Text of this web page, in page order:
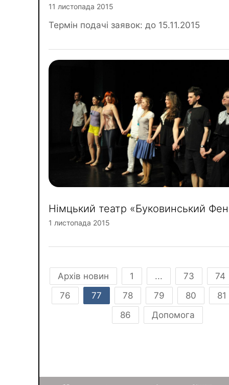
11 листопада 2015
Термін подачі заявок: до 15.11.2015
Німцький театр «Буковинський
1 листопада 2015
Архів новин 1 ... 73
74
76
77 78 79 80
81
86
Допомога